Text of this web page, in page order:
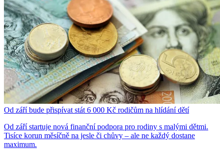
Od září bude přispívat stát 6 000 Kč rodičům na hlídání dětí
Od září startuje nová finanční podpora pro rodiny s malými dětmi.
Tisíce korun měsíčně na jesle či chůvy – ale ne každý dostane
maximum.